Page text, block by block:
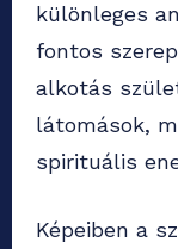
különleges
fontos
alkotás
látomások,
spirituális
Képeiben a